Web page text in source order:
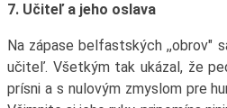
7. Učiteľ a jeho oslava
Na zápase belfastských ,,obrov"
učiteľ. Všetkým tak ukázal, že
prísni a s nulovým zmyslom pre